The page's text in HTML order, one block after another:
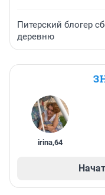
Питерский блогер
деревню
irina,64